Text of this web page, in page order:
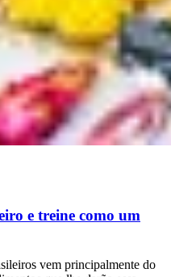
e treine como um
vem principalmente do